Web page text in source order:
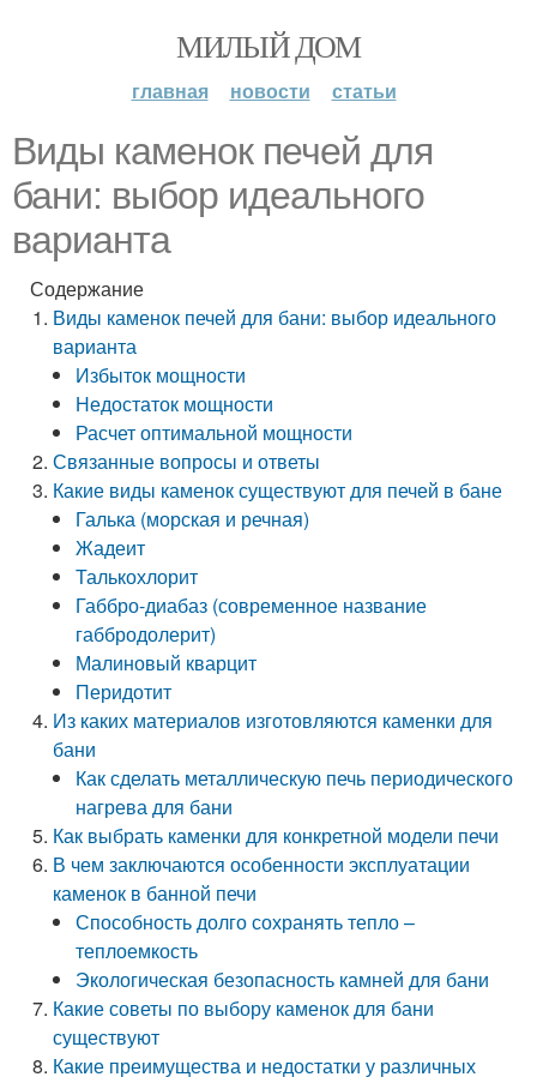
МИЛЫЙ ДОМ
главная новости статьи
Виды каменок печей для
бани: выбор идеального
варианта
Содержание
Виды каменок печей для бани: выбор идеального
варианта
Избыток мощности
Недостаток мощности
Расчет оптимальной мощности
Связанные вопросы и ответы
Какие виды каменок существуют для печей в бане
Галька (морская и речная)
Жадеит
Талькохлорит
Габбро-диабаз (современное название
габбродолерит)
Малиновый кварцит
Перидотит
Из каких материалов изготовляются каменки для
бани
Как сделать металлическую печь периодического
нагрева для бани
Как выбрать каменки для конкретной модели печи
В чем заключаются особенности эксплуатации
каменок в банной печи
Способность долго сохранять тепло –
теплоемкость
Экологическая безопасность камней для бани
Какие советы по выбору каменок для бани
существуют
Какие преимущества и недостатки у различных